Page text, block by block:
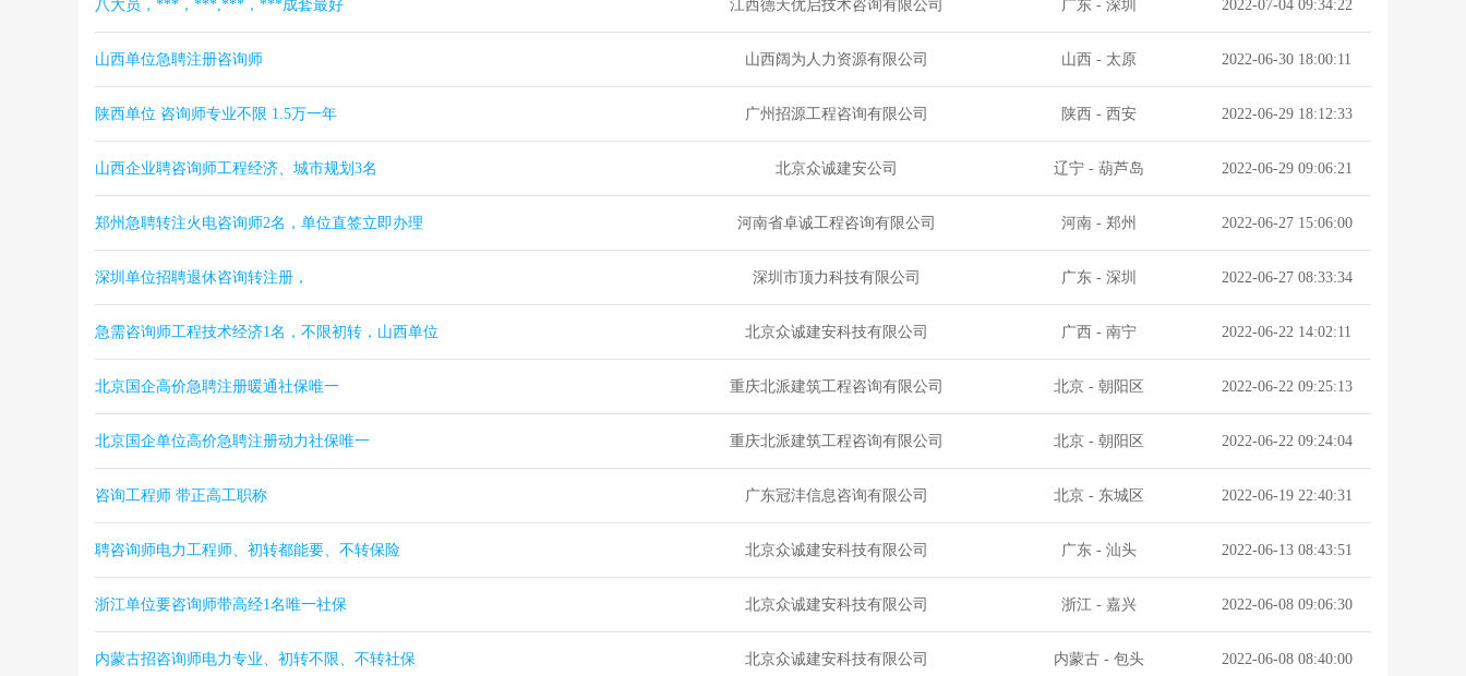
八大员，***，***,***，***成套最好 江西德天优启技术咨询有限公司 广东- 深圳 2022-07-04 09:34:22
山西单位急聘注册咨询师 山西阔为人力资源有限公司 山西 - 太原 2022-06-30 18:00:11
陕西单位 咨询师专业不限 1.5万一年 广州招源工程咨询有限公司 陕西 - 西安 2022-06-29 18:12:33
山西企业聘咨询师工程经济、城市规划3名 北京众诚建安公司 辽宁- 葫芦岛 2022-06-29 09:06:21
郑州急聘转注火电咨询师2名，单位直签立即办理 河南省卓诚工程咨询有限公司 河南- 郑州 2022-06-27 15:06:00
深圳单位招聘退休咨询转注册， 深圳市顶力科技有限公司 广东- 深圳 2022-06-27 08:33:34
急需咨询师工程技术经济1名，不限初转，山西单位 北京众诚建安科技有限公司 广西 - 南宁 2022-06-22 14:02:11
北京国企高价急聘注册暖通社保唯一 重庆北派建筑工程咨询有限公司 北京- 朝阳区 2022-06-22 09:25:13
北京国企单位高价急聘注册动力社保唯一 重庆北派建筑工程咨询有限公司 北京- 朝阳区 2022-06-22 09:24:04
咨询工程师 带正高工职称 广东冠沣信息咨询有限公司 北京- 东城区 2022-06-19 22:40:31
聘咨询师电力工程师、初转都能要、不转保险 北京众诚建安科技有限公司 广东- 汕头 2022-06-13 08:43:51
浙江单位要咨询师带高经1名唯一社保 北京众诚建安科技有限公司 浙江- 嘉兴 2022-06-08 09:06:30
内蒙古招咨询师电力专业、初转不限、不转社保 北京众诚建安科技有限公司 内蒙古- 包头 2022-06-08 08:40:00